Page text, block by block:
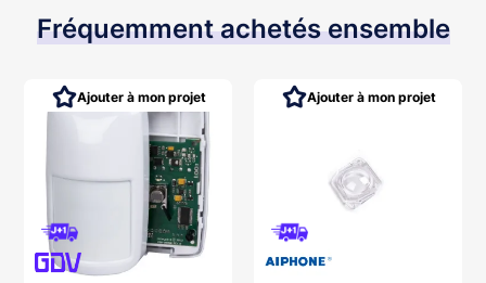
Fréquemment achetés ensemble
Ajouter à mon projet Ajouter à mon projet